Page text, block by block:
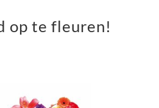
op te fleuren!